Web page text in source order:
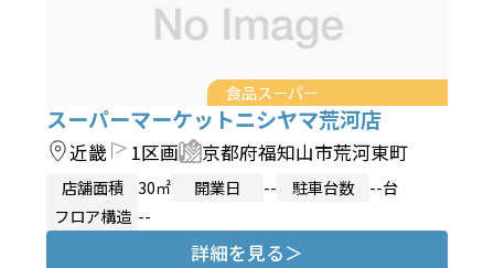
食品スーパー
スーパーマーケットニシヤマ荒河店
近畿 1区画 京都府福知山市荒河東町
店舗面積 30㎡ 開業日 -- 駐車台数
--台
フロア構造 --
詳細を見る